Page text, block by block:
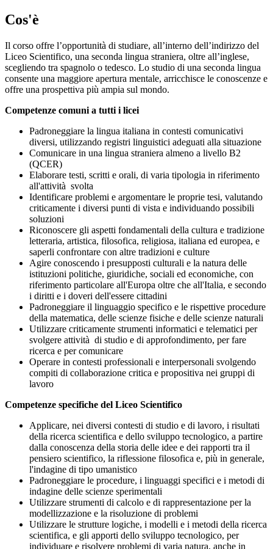
Cos'è
Il corso offre l’opportunità di studiare, all’interno dell’indirizzo del
Liceo Scientifico, una seconda lingua straniera, oltre all’inglese,
scegliendo tra spagnolo o tedesco. Lo studio di una seconda lingua
consente una maggiore apertura mentale, arricchisce le conoscenze e
offre una prospettiva più ampia sul mondo.
Competenze comuni a tutti i licei
Padroneggiare la lingua italiana in contesti comunicativi
diversi, utilizzando registri linguistici adeguati alla situazione
Comunicare in una lingua straniera almeno a livello B2
(QCER)
Elaborare testi, scritti e orali, di varia tipologia in riferimento
all'attività svolta
Identificare problemi e argomentare le proprie tesi, valutando
criticamente i diversi punti di vista e individuando possibili
soluzioni
Riconoscere gli aspetti fondamentali della cultura e tradizione
letteraria, artistica, filosofica, religiosa, italiana ed europea, e
saperli confrontare con altre tradizioni e culture
Agire conoscendo i presupposti culturali e la natura delle
istituzioni politiche, giuridiche, sociali ed economiche, con
riferimento particolare all'Europa oltre che all'Italia, e secondo
i diritti e i doveri dell'essere cittadini
Padroneggiare il linguaggio specifico e le rispettive procedure
della matematica, delle scienze fisiche e delle scienze naturali
Utilizzare criticamente strumenti informatici e telematici per
svolgere attività di studio e di approfondimento, per fare
ricerca e per comunicare
Operare in contesti professionali e interpersonali svolgendo
compiti di collaborazione critica e propositiva nei gruppi di
lavoro
Competenze specifiche del Liceo Scientifico
Applicare, nei diversi contesti di studio e di lavoro, i risultati
della ricerca scientifica e dello sviluppo tecnologico, a partire
dalla conoscenza della storia delle idee e dei rapporti tra il
pensiero scientifico, la riflessione filosofica e, più in generale,
l'indagine di tipo umanistico
Padroneggiare le procedure, i linguaggi specifici e i metodi di
indagine delle scienze sperimentali
Utilizzare strumenti di calcolo e di rappresentazione per la
modellizzazione e la risoluzione di problemi
Utilizzare le strutture logiche, i modelli e i metodi della ricerca
scientifica, e gli apporti dello sviluppo tecnologico, per
individuare e risolvere problemi di varia natura, anche in